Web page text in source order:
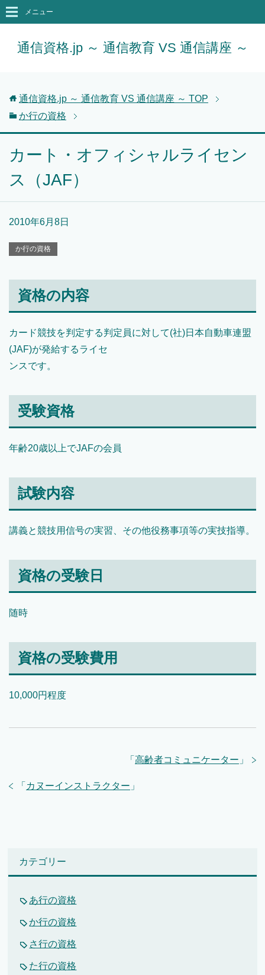
通信資格.jp ～ 通信教育 VS 通信講座 ～
メニュー
通信資格.jp ～ 通信教育 VS 通信講座 ～ TOP
か行の資格
カート・オフィシャルライセン
ス（JAF）
2010年6月8日
か行の資格
資格の内容
カード競技を判定する判定員に対して(社)日本自動車連盟
(JAF)が発給するライセ
ンスです。
受験資格
年齢20歳以上でJAFの会員
試験内容
講義と競技用信号の実習、その他役務事項等の実技指導。
資格の受験日
随時
資格の受験費用
10,000円程度
「 高齢者コミュニケーター 」
「 カヌーインストラクター 」
カテゴリー
あ行の資格
か行の資格
さ行の資格
た行の資格